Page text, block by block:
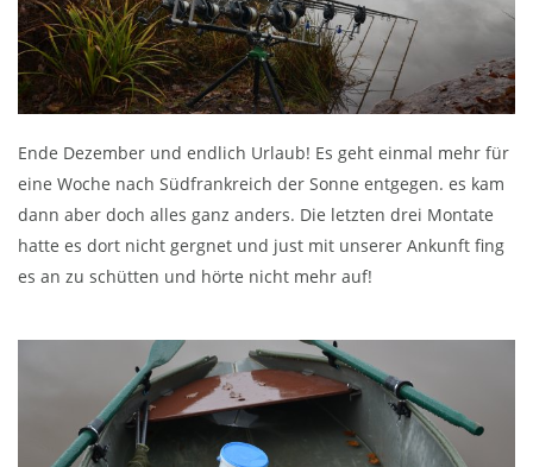
Ende Dezember und endlich Urlaub! Es geht einmal mehr für
eine Woche nach Südfrankreich der Sonne entgegen. es kam
dann aber doch alles ganz anders. Die letzten drei Montate
hatte es dort nicht gergnet und just mit unserer Ankunft fing
es an zu schütten und hörte nicht mehr auf!